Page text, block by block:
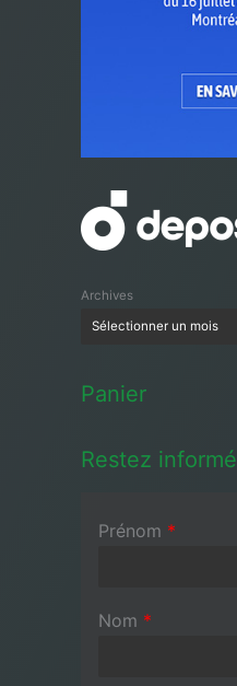
Archives
Panier
Restez informé
Prénom *
Nom *